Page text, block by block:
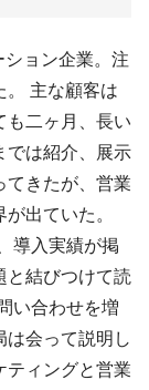
ョン企業。注
。 主な顧客は
も二ヶ月、長い
では紹介、展示
てきたが、営業
出ていた。
導入実績が掲
と結びつけて読
い合わせを増
は会って説明し
ティングと営業